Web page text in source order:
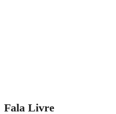
Fala Livre